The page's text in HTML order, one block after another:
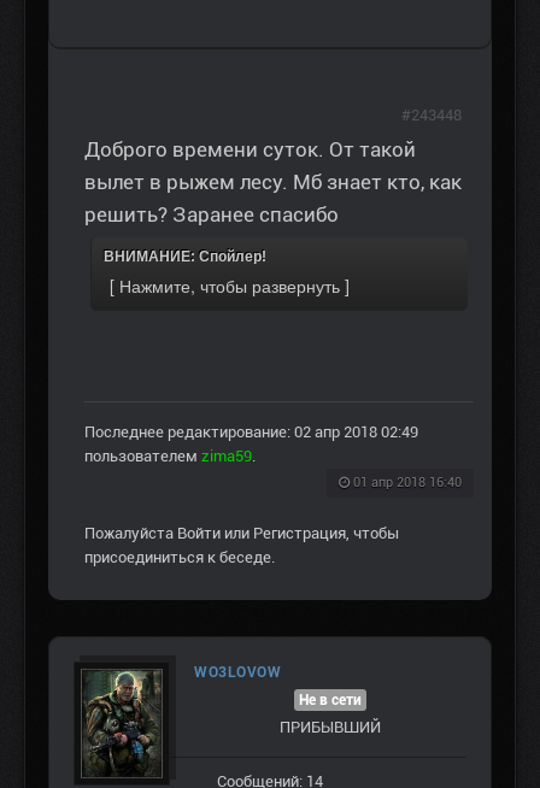
Доброго времени суток. От такой
вылет в рыжем лесу. Мб знает кто, как
решить? Заранее спасибо
ВНИМАНИЕ: Спойлер!
Последнее редактирование: 02 апр 2018 02:49
пользователем zima59.
01 апр 2018 16:40
#243448
Пожалуйста Войти или Регистрация, чтобы
присоединиться к беседе.
WO3LOVOW
Не в сети
ПРИБЫВШИЙ
Сообщений: 14